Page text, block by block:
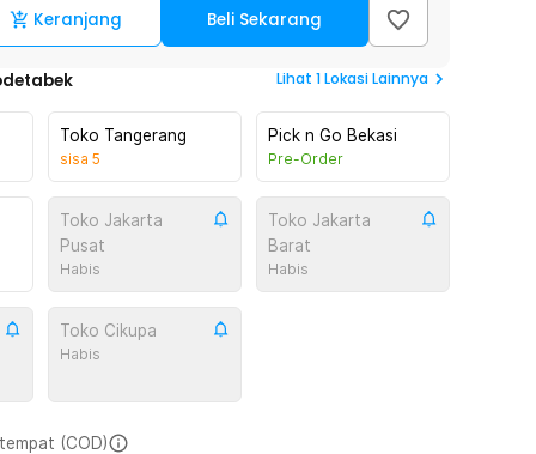
Keranjang Beli Sekarang
Lihat 1Lokasi Lainnya
Toko Tangerang
sisa 5
Pick n Go Bekasi
Pre-Order
Toko Jakarta
Pusat
Habis
Toko Jakarta
Barat
Habis
Toko Cikupa
Habis
(COD)